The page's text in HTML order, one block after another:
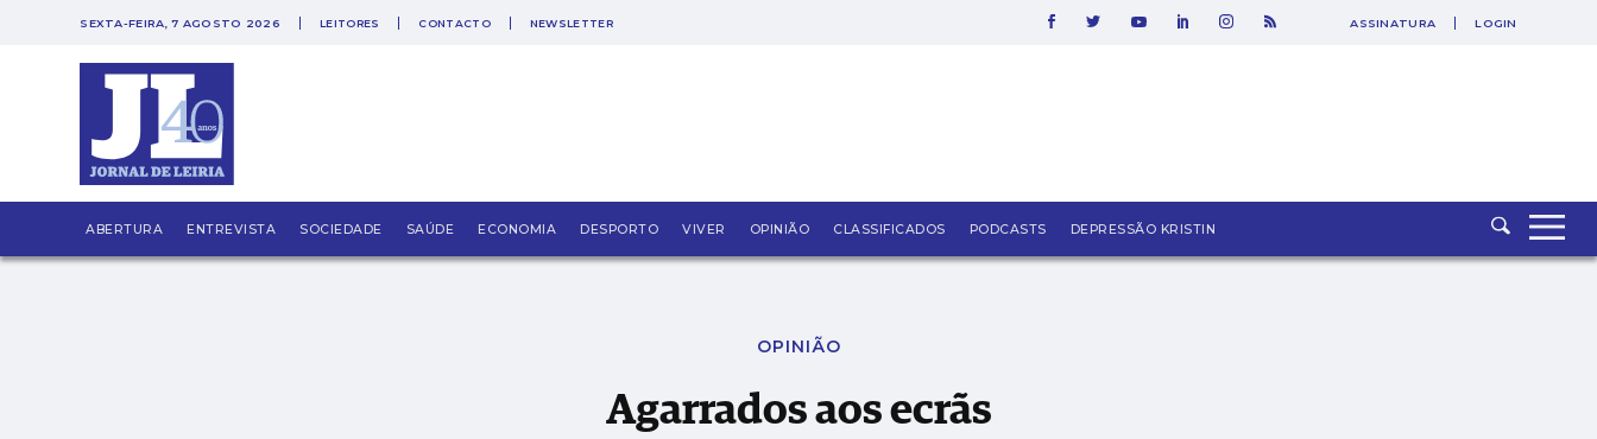
SAIR
SEXTA-FEIRA, 7 AGOSTO 2026 LEITORES CONTACTO NEWSLETTER ASSINATURA LOGIN
ABERTURA ENTREVISTA SOCIEDADE SAÚDE ECONOMIA DESPORTO VIVER OPINIÃO CLASSIFICADOS PODCASTS DEPRESSÃO KRISTIN
Agarrados aos ecrãs
OPINIÃO
Agarrados aos ecrãs